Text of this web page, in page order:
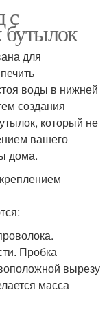
с
для
воды в нижней
создания
который не
вашего
дома.
Пробка
вырезу
масса